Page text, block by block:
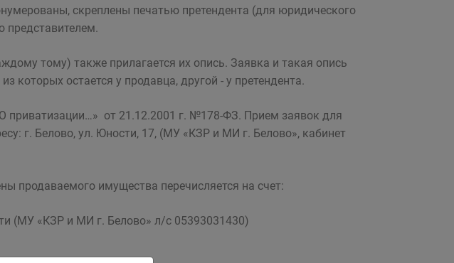
скреплены печатью претендента (для юридического
представителем.
тому) также прилагается их опись. Заявка и такая опись
которых остается у продавца, другой - у претендента.
приватизации…» от 21.12.2001 г. №178-ФЗ. Прием заявок для
г. Белово, ул. Юности, 17, (МУ «КЗР и МИ г. Белово», кабинет
продаваемого имущества перечисляется на счет:
(МУ «КЗР и МИ г. Белово» л/с 05393031430)